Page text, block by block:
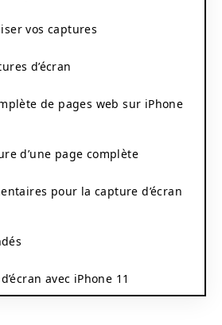
vos captures
d’écran
de pages web sur iPhone
d’une page complète
pour la capture d’écran
avec iPhone 11